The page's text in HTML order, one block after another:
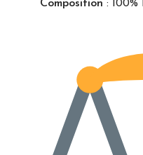
Composition :